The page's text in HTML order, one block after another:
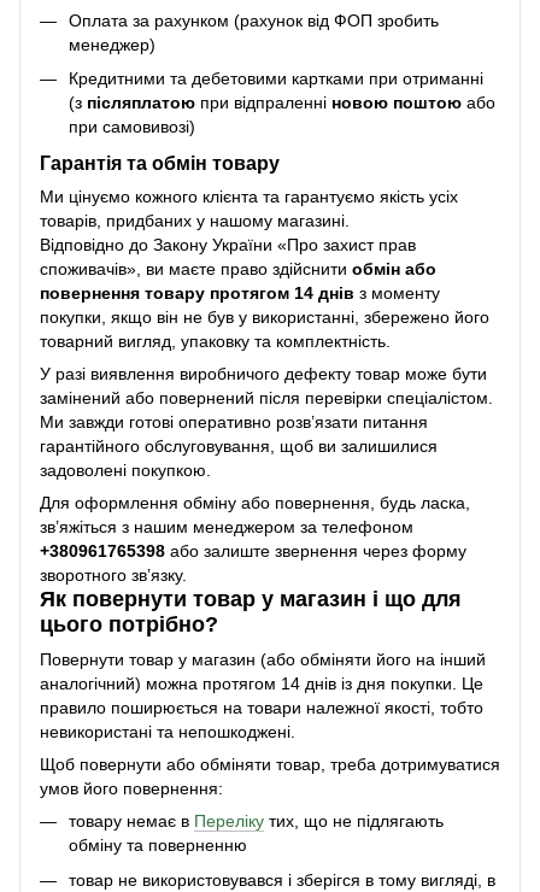
Оплата за рахунком (рахунок від ФОП зробить
менеджер)
Кредитними та дебетовими картками при отриманні
(з післяплатою при відпраленні новою поштою або
при самовивозі)
Гарантія та обмін товару
Ми цінуємо кожного клієнта та гарантуємо якість усіх
товарів, придбаних у нашому магазині.
Відповідно до Закону України «Про захист прав
споживачів», ви маєте право здійснити обмін або
повернення товару протягом 14 днів з моменту
покупки, якщо він не був у використанні, збережено його
товарний вигляд, упаковку та комплектність.
У разі виявлення виробничого дефекту товар може бути
замінений або повернений після перевірки спеціалістом.
Ми завжди готові оперативно розв’язати питання
гарантійного обслуговування, щоб ви залишилися
задоволені покупкою.
Для оформлення обміну або повернення, будь ласка,
зв’яжіться з нашим менеджером за телефоном
+380961765398 або залиште звернення через форму
зворотного зв’язку.
Як повернути товар у магазин і що для
цього потрібно?
Повернути товар у магазин (або обміняти його на інший
аналогічний) можна протягом 14 днів із дня покупки. Це
правило поширюється на товари належної якості, тобто
невикористані та непошкоджені.
Щоб повернути або обміняти товар, треба дотримуватися
умов його повернення:
товару немає в Переліку тих, що не підлягають
обміну та поверненню
товар не використовувався і зберігся в тому вигляді, в